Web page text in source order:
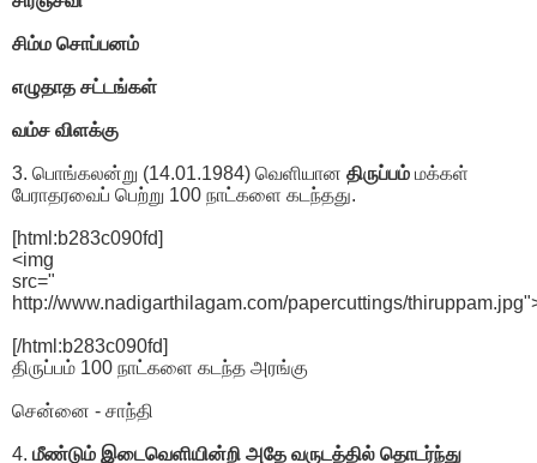
சிம்ம சொப்பனம்
எழுதாத சட்டங்கள்
வம்ச விளக்கு
3. பொங்கலன்று (14.01.1984) வெளியான திருப்பம் மக்கள்
பேராதரவைப் பெற்று 100 நாட்களை கடந்தது.
[html:b283c090fd]
<img
src="
http://www.nadigarthilagam.com/papercuttings/
[/html:b283c090fd]
திருப்பம் 100 நாட்களை கடந்த அரங்கு
சென்னை - சாந்தி
4. மீண்டும் இடைவெளியின்றி அதே வருடத்தில் தொடர்ந்து